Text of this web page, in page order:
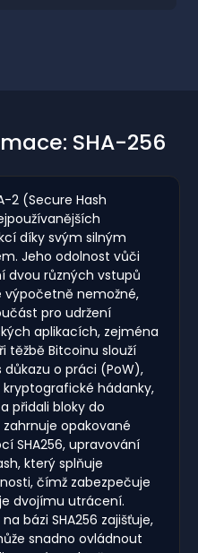
SHA-256
2 (Secure Hash
díky svým silným
Jeho odolnost vůči
dvou různých vstupů
výpočetně nemožné,
pro udržení
aplikacích, zejména
těžbě Bitcoinu slouží
důkazu o práci (PoW),
hádanky,
přidali bloky do
opakované
SHA256, upravování
který splňuje
čímž zabezpečuje
dvojímu utrácení.
bázi SHA256 zajišťuje,
snadno ovládnout